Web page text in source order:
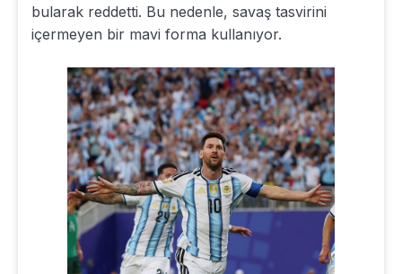
bularak reddetti. Bu nedenle, savaş tasvirini
içermeyen bir mavi forma kullanıyor.